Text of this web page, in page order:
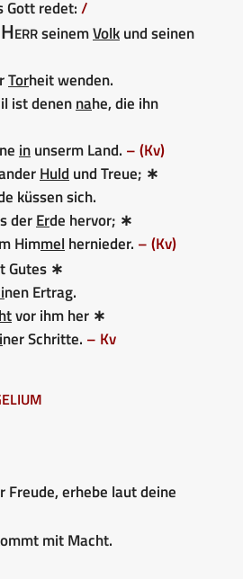
Gott redet:/
HerrseinemVolkund seinen
Torheit wenden.
ist denennahe, die ihn
inunserm Land. – (Kv)
Huld und Treue; ∗
küssen sich.
derErde hervor; ∗
Himmel hernieder. – (Kv)
Gutes ∗
nen Ertrag.
vor ihm her ∗
ner Schritte. – Kv
Freude, erhebe laut deine
mit Macht.